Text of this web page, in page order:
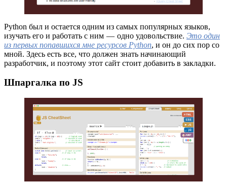
Python был и остается одним из самых популярных языков,
изучать его и работать с ним — одно удовольствие. Это один
из первых попавшихся мне ресурсов Python, и он до сих пор со
мной. Здесь есть все, что должен знать начинающий
разработчик, и поэтому этот сайт стоит добавить в закладки.
Шпаргалка по JS